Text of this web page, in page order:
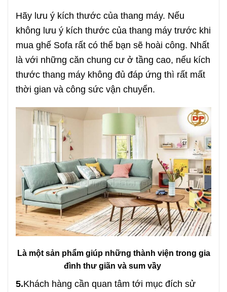
Hãy lưu ý kích thước của thang máy. Nếu
không lưu ý kích thước của thang máy trước khi
mua ghế Sofa rất có thể bạn sẽ hoài công. Nhất
là với những căn chung cư ở tầng cao, nếu kích
thước thang máy không đủ đáp ứng thì rất mất
thời gian và công sức vận chuyển.
Là một sản phẩm giúp những thành viện trong gia
đình thư giãn và sum vầy
5.Khách hàng cần quan tâm tới mục đích sử